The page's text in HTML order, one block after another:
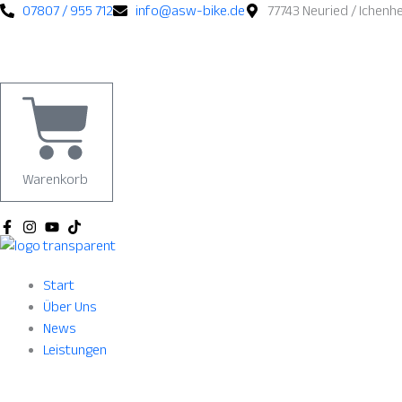
Zum07807 / 955 712 info@asw-bike.de 77743 Neuried /
Warenkorb
Start
Über Uns
News
Leistungen